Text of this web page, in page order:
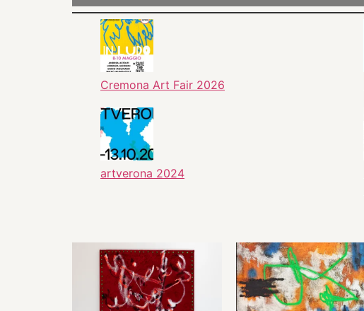
Cremona Art Fair 2026
artverona 2024